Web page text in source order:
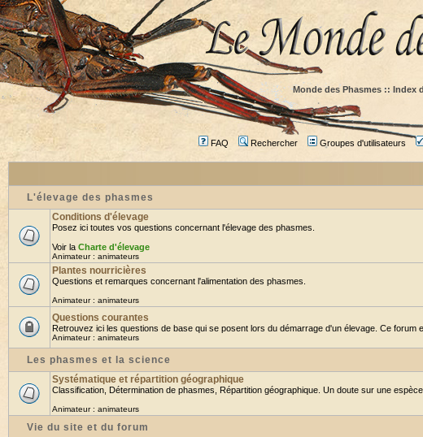
Monde des Phasmes :: Index
FAQ Rechercher Groupes d'utilisateurs
L'élevage des phasmes
Conditions d'élevage
Posez ici toutes vos questions concernant l'élevage des phasmes.
Voir la Charte d'élevage
Animateur : animateurs
Plantes nourricières
Questions et remarques concernant l'alimentation des phasmes.
Animateur : animateurs
Questions courantes
Retrouvez ici les questions de base qui se posent lors du démarrage d'un élevage. Ce
Animateur : animateurs
Les phasmes et la science
Systématique et répartition géographique
Classification, Détermination de phasmes, Répartition géographique. Un doute sur une
Animateur : animateurs
Vie du site et du forum